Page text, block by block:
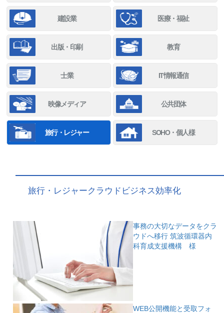
建設業 医療・福祉
出版・印刷 教育
士業 IT情報通信
映像メディア 公共団体
旅行・レジャー SOHO・個人様
旅行・レジャークラウドビジネス効率化
事務の大切なデータをクラ
ウドへ移行筑波循環器内
科育成支援機構 様
WEB公開機能と受取フォ